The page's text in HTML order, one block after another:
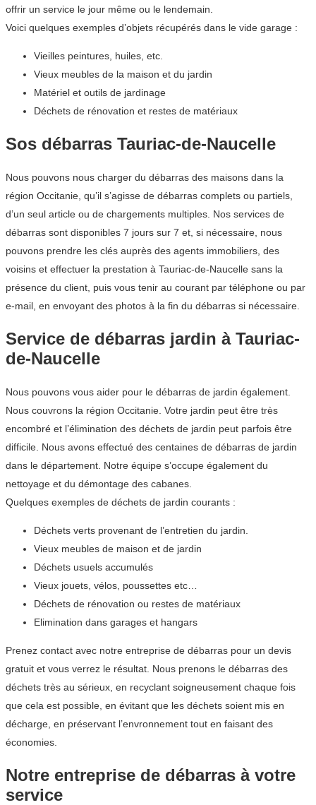
offrir un service le jour même ou le lendemain.
Voici quelques exemples d’objets récupérés dans le vide garage :
Vieilles peintures, huiles, etc.
Vieux meubles de la maison et du jardin
Matériel et outils de jardinage
Déchets de rénovation et restes de matériaux
Sos débarras Tauriac-de-Naucelle
Nous pouvons nous charger du débarras des maisons dans la
région Occitanie, qu’il s’agisse de débarras complets ou partiels,
d’un seul article ou de chargements multiples. Nos services de
débarras sont disponibles 7 jours sur 7 et, si nécessaire, nous
pouvons prendre les clés auprès des agents immobiliers, des
voisins et effectuer la prestation à Tauriac-de-Naucelle sans la
présence du client, puis vous tenir au courant par téléphone ou par
e-mail, en envoyant des photos à la fin du débarras si nécessaire.
Service de débarras jardin à Tauriac-
de-Naucelle
Nous pouvons vous aider pour le débarras de jardin également.
Nous couvrons la région Occitanie. Votre jardin peut être très
encombré et l’élimination des déchets de jardin peut parfois être
difficile. Nous avons effectué des centaines de débarras de jardin
dans le département. Notre équipe s’occupe également du
nettoyage et du démontage des cabanes.
Quelques exemples de déchets de jardin courants :
Déchets verts provenant de l’entretien du jardin.
Vieux meubles de maison et de jardin
Déchets usuels accumulés
Vieux jouets, vélos, poussettes etc…
Déchets de rénovation ou restes de matériaux
Elimination dans garages et hangars
Prenez contact avec notre entreprise de débarras pour un devis
gratuit et vous verrez le résultat. Nous prenons le débarras des
déchets très au sérieux, en recyclant soigneusement chaque fois
que cela est possible, en évitant que les déchets soient mis en
décharge, en préservant l’envronnement tout en faisant des
économies.
Notre entreprise de débarras à votre
service